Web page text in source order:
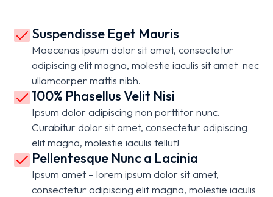
Suspendisse Eget Mauris
Maecenas ipsum dolor sit amet, consectetur
adipiscing elit magna, molestie iaculis sit amet nec
ullamcorper mattis nibh.
100% Phasellus Velit Nisi
Ipsum dolor adipiscing non porttitor nunc.
Curabitur dolor sit amet, consectetur adipiscing
elit magna, molestie iaculis tellut!
Pellentesque Nunc a Lacinia
Ipsum amet – lorem ipsum dolor sit amet,
consectetur adipiscing elit magna, molestie iaculis